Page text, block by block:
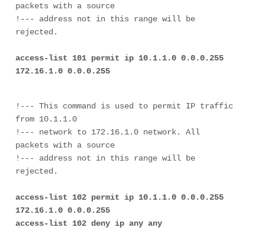
packets with a source
!--- address not in this range will be
access-list 101 permit ip 10.1.1.0 0.0.0.255
172.16.1.0 0.0.0.255
!--- This command is used to permit IP traffic
from 10.1.1.0
!--- network to 172.16.1.0 network. All
packets with a source
!--- address not in this range will be
access-list 102 permit ip 10.1.1.0 0.0.0.255
172.16.1.0 0.0.0.255
access-list 102 deny ip any any